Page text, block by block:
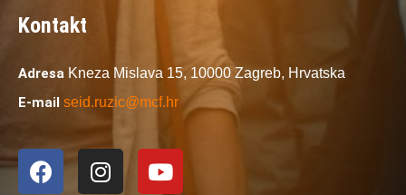
Kontakt
Adresa Kneza Mislava 15, 10000 Zagreb, Hrvatska
E-mail seid.ruzic@mcf.hr